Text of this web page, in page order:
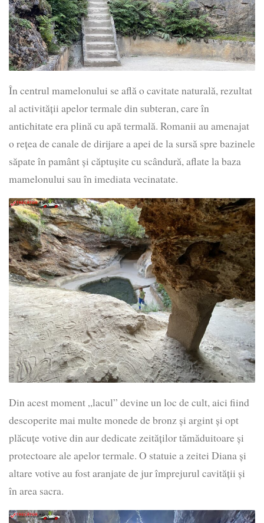
În centrul mamelonului se află o cavitate naturală, rezultat
al activității apelor termale din subteran, care în
antichitate era plină cu apă termală. Romanii au amenajat
o rețea de canale de dirijare a apei de la sursă spre bazinele
săpate în pamânt și căptușite cu scândură, aflate la baza
mamelonului sau în imediata vecinatate.
Din acest moment „lacul” devine un loc de cult, aici fiind
descoperite mai multe monede de bronz și argint și opt
plăcuțe votive din aur dedicate zeităților tămăduitoare și
protectoare ale apelor termale. O statuie a zeitei Diana și
altare votive au fost aranjate de jur împrejurul cavității și
în area sacra.